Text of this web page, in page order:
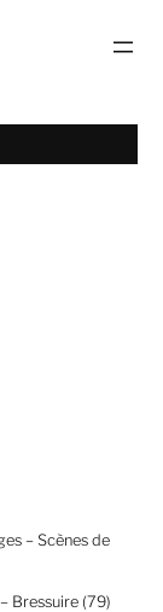
– Scènes de
Bressuire (79)